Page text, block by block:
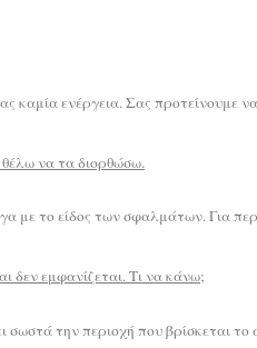
καμία ενέργεια. Σας προτείνουμε να
να τα διορθώσω.
με το είδος των σφαλμάτων. Για
δεν εμφανίζεται. Τι να κάνω;
σωστά την περιοχή που βρίσκεται το